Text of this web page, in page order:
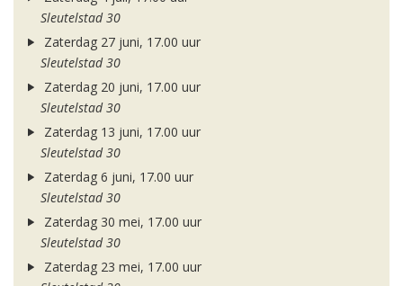
Sleutelstad 30
Zaterdag 27 juni, 17.00 uur
Sleutelstad 30
Zaterdag 20 juni, 17.00 uur
Sleutelstad 30
Zaterdag 13 juni, 17.00 uur
Sleutelstad 30
Zaterdag 6 juni, 17.00 uur
Sleutelstad 30
Zaterdag 30 mei, 17.00 uur
Sleutelstad 30
Zaterdag 23 mei, 17.00 uur